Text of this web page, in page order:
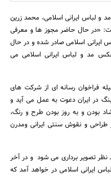
و لباس ایرانی اسلامی، محمد زرین
«در حال حاضر مجوز ها و معرفی
ایرانی اسلامی صادر شده و در حال
عکس مد و لباس ایرانی اسلامی می
فراخوان رسانه ای از شرکت های
در ایران دعوت به عمل می آید و
با اولویت شاد بودن و به روز بودن طرح و رنگ،
و نقوش سنتی ایرانی ومدرن
تصویر برداری می شود و در آخر
ایرانی اسلامی در خواهد آمد که